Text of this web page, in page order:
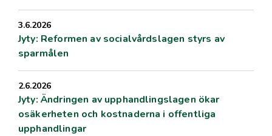
3.6.2026
Jyty: Reformen av socialvårdslagen styrs av
sparmålen
2.6.2026
Jyty: Ändringen av upphandlingslagen ökar
osäkerheten och kostnaderna i offentliga
upphandlingar